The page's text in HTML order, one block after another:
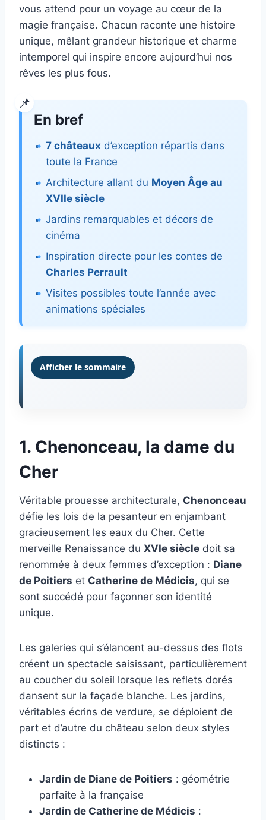
vous attend pour un voyage au cœur de la
magie française. Chacun raconte une histoire
unique, mêlant grandeur historique et charme
intemporel qui inspire encore aujourd’hui nos
rêves les plus fous.
En bref
7 châteaux d’exception répartis dans
toute la France
Architecture allant du Moyen Âge au
XVIIe siècle
Jardins remarquables et décors de
cinéma
Inspiration directe pour les contes de
Charles Perrault
Visites possibles toute l’année avec
animations spéciales
Afficher le sommaire
1. Chenonceau, la dame du
Cher
Véritable prouesse architecturale, Chenonceau
défie les lois de la pesanteur en enjambant
gracieusement les eaux du Cher. Cette
merveille Renaissance du XVIe siècle doit sa
renommée à deux femmes d’exception : Diane
de Poitiers et Catherine de Médicis, qui se
sont succédé pour façonner son identité
unique.
Les galeries qui s’élancent au-dessus des flots
créent un spectacle saisissant, particulièrement
au coucher du soleil lorsque les reflets dorés
dansent sur la façade blanche. Les jardins,
véritables écrins de verdure, se déploient de
part et d’autre du château selon deux styles
distincts :
Jardin de Diane de Poitiers : géométrie
parfaite à la française
Jardin de Catherine de Médicis :